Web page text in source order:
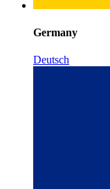
Germany
Deutsch